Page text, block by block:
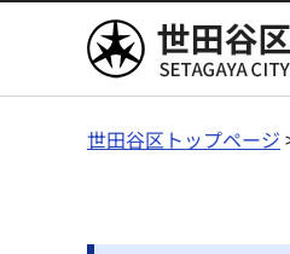
世田谷区
世田谷区トップページ